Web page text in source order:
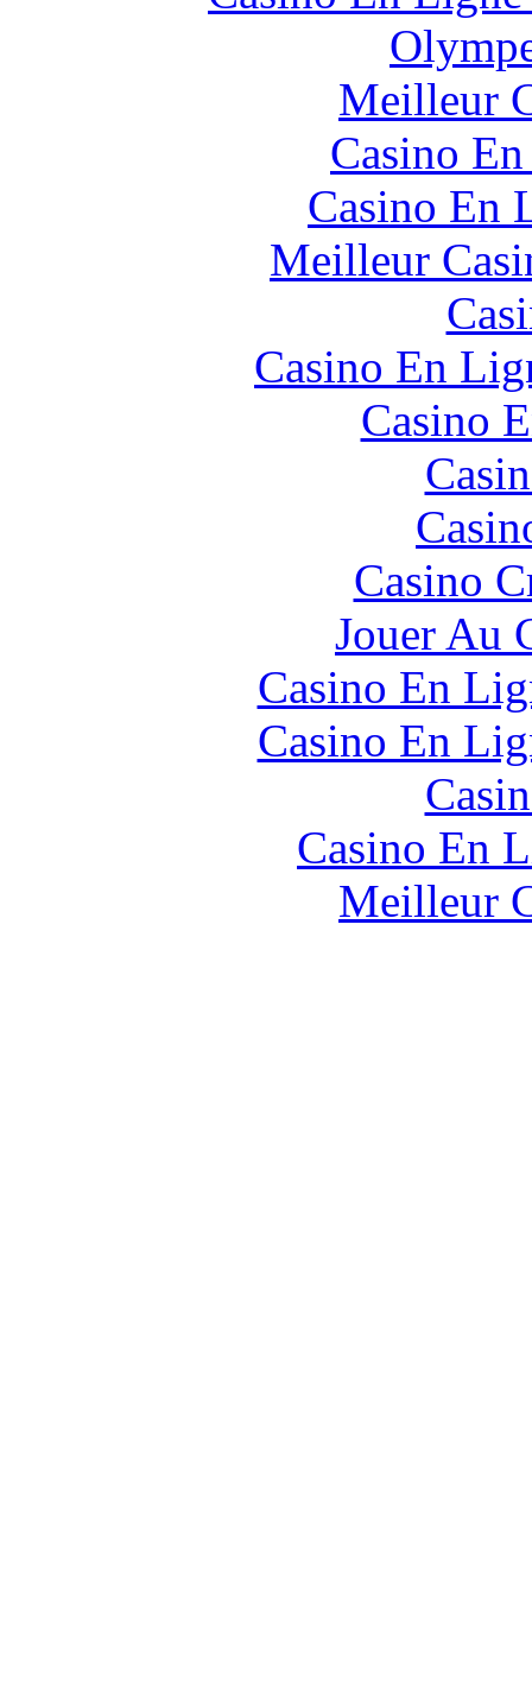
Meilleur
Casino
Casino En
Meilleur
Casino En
Casino
Casino
Jouer Au
Casino En
Casino En
Casino En
Meilleur